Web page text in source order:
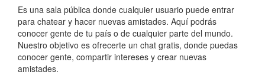
Es una sala pública donde cualquier usuario puede entrar
para chatear y hacer nuevas amistades. Aquí podrás
conocer gente de tu país o de cualquier parte del mundo.
Nuestro objetivo es ofrecerte un chat gratis, donde puedas
conocer gente, compartir intereses y crear nuevas
amistades.